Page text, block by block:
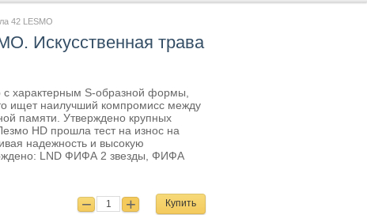
42 LESMO
Искусственная трава
с характерным S-образной формы,
ищет наилучший компромисс между
памяти. Утверждено крупных
HD прошла тест на износ на
надежность и высокую
LND ФИФА 2 звезды, ФИФА
Купить